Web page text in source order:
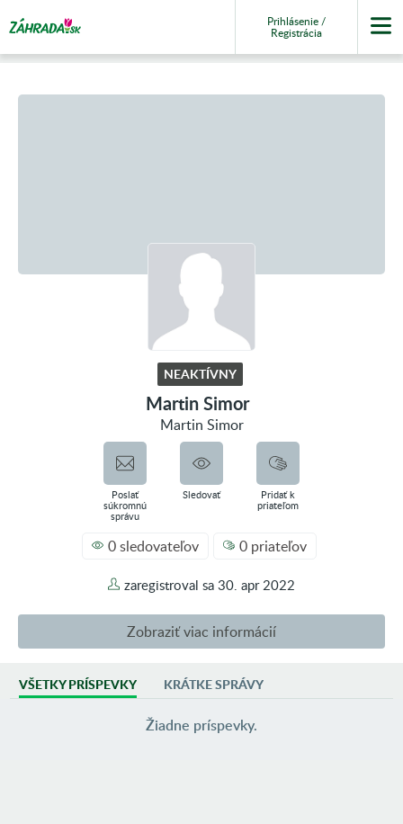
Prihlásenie /
Registrácia
NEAKTÍVNY
Martin Simor
Martin Simor
Poslať
súkromnú
správu
Sledovať
Pridať k
priateľom
0 sledovateľov 0 priateľov
zaregistroval sa 30. apr 2022
Zobraziť viac informácií
AKTIVITA
0 príspevkov vo fotoblogoch
VŠETKY PRÍSPEVKY KRÁTKE SPRÁVY
Žiadne príspevky.